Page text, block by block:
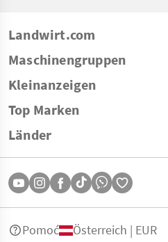
Landwirt.com
Maschinengruppen
Kleinanzeigen
Top Marken
Länder
Pomoć Österreich | EUR